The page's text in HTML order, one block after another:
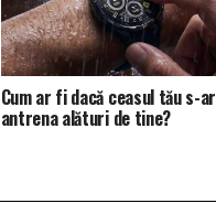
Cum ar fi dacă ceasul tău s-ar
antrena alături de tine?